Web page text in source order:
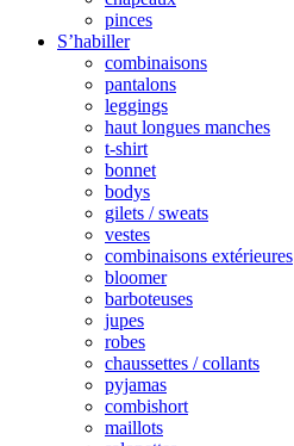
pinces
S’habiller
combinaisons
pantalons
leggings
haut longues manches
t-shirt
bonnet
bodys
gilets / sweats
vestes
combinaisons extérieures
bloomer
barboteuses
jupes
robes
chaussettes / collants
pyjamas
combishort
maillots